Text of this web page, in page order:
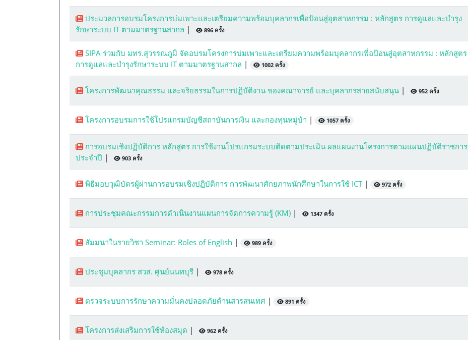
ประมวลการอบรมโครงการบ่มเพาะและเตรียมความพร้อมบุคลากรเพื่อป้อนสู่อุตสาหกรรม : หลักสูตร การดูแลและบำรุง
รักษาระบบ IT ตามมาตรฐานสากล | 896 ครั้ง
SIPA ร่วมกับ มทร.สุวรรณภูมิ จัดอบรมโครงการบ่มเพาะและเตรียมความพร้อมบุคลากรเพื่อป้อนสู่อุตสาหกรรม : หลักสูตร
การดูแลและบำรุงรักษาระบบ IT ตามมาตรฐานสากล | 1002 ครั้ง
โครงการพัฒนาคุณธรรม และจริยธรรมในการปฏิบัติงาน ของคณาจารย์ และบุคลากรสายสนับสนุน | 952 ครั้ง
โครงการอบรมการใช้โปรแกรมบัญชีสถาบันการเงิน และกองทุนหมู่บ้า | 1057 ครั้ง
การอบรมเชิงปฏิบัติการ หลักสูตร การใช้งานโปรแกรมระบบติดตามประเมิน ผลแผนงานโครงการตามแผนปฏิบัติราชการ
ประจำปี | 903 ครั้ง
พิธีมอบวุฒิบัตรผู้ผ่านการอบรมเชิงปฏิบัติการ การพัฒนาศักยภาพนักศึกษาในการใช้ ICT | 972 ครั้ง
การประชุมคณะกรรมการดำเนินงานแผนการจัดการความรู้ (KM) | 1347 ครั้ง
สัมมนาในรายวิชา Seminar: Roles of English | 989 ครั้ง
ประชุมบุคลากร สวส. ศูนย์นนทบุรี | 978 ครั้ง
ตรวจระบบการรักษาความมั่นคงปลอดภัยด้านสารสนเทศ | 891 ครั้ง
โครงการส่งเสริมการใช้ห้องสมุด | 962 ครั้ง